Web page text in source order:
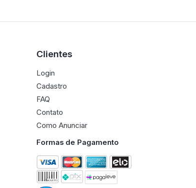
Clientes
Login
Cadastro
FAQ
Contato
Como Anunciar
Formas de Pagamento